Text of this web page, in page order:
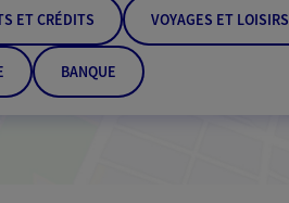
ET CRÉDITS VOYAGES ET LOISIRS
BANQUE